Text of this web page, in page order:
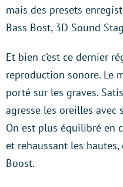
mais des presets
Bass Bost, 3D Sound
Et bien c’est ce dernier
reproduction sonore. Le
porté sur les graves.
agresse les oreilles avec
On est plus équilibré en
et rehaussant les
Boost.